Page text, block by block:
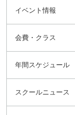
イベント情報
会費・クラス
年間スケジュール
スクールニュース